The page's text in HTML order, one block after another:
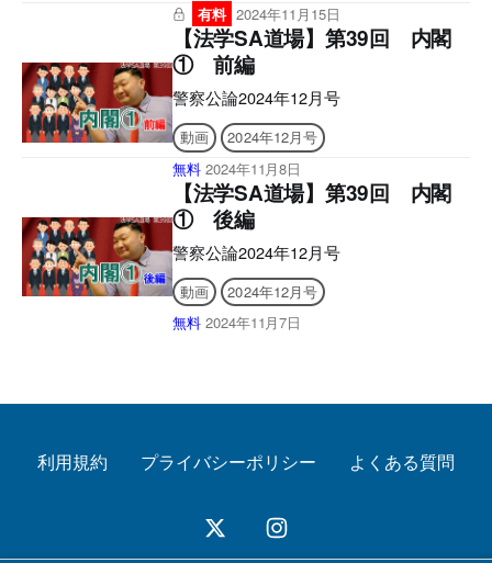
ト・検索・辞書・コピー・引用・音声読
み上げなどの機能はご利用いただけませ
ん。ご購入前に、無料サンプル等をお使
いの端末でご確認のうえ、ご購入くださ
い。】 ■電子版のシリアルナンバーの発
行について アプリへの問題のダウンロ
ードには購読者特典のシリアルナンバー
が必要になります。 ご購入後、誌面に
記載の案内をご確認の上、シリアルナン
バー発行のご申請をお願いいたします。
後日、立花書房よりメールでお送りいた
します。 ［シリアルナンバー有効期
限］ アプリ「KEISATSU KORON
PASSPORT」2025年11月9日 まで 警察
公論電子版「KEISATSU KORON図書
たしませんので、あらかじめご了承くだ
使い方 外国人材
有料 2024年11月15日
【法学SA道場】第39回 内閣
① 前編
警察公論2024年12月号
動画
2024年12月号
無料 2024年11月8日
【法学SA道場】第39回 内閣
① 後編
警察公論2024年12月号
動画
2024年12月号
無料 2024年11月7日
利用規約 プライバシーポリシー よくある質問